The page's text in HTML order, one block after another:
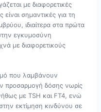
με διαφορετικές
είναι σημαντικές για τη
ιδιαίτερα στα πρώτα
εγκυμοσύνη
με διαφορετικούς
που λαμβάνουν
προσαρμογή δόσης νωρίς
με TSH και FT4, ενώ
εκτίμηση κινδύνου σε